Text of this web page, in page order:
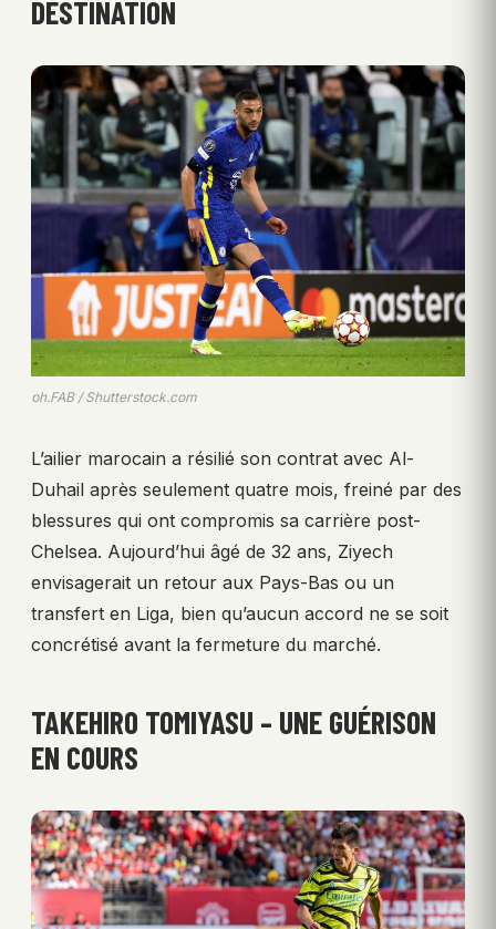
DESTINATION
ph.FAB / Shutterstock.com
L’ailier marocain a résilié son contrat avec Al-
Duhail après seulement quatre mois, freiné par des
blessures qui ont compromis sa carrière post-
Chelsea. Aujourd’hui âgé de 32 ans, Ziyech
envisagerait un retour aux Pays-Bas ou un
transfert en Liga, bien qu’aucun accord ne se soit
concrétisé avant la fermeture du marché.
TAKEHIRO TOMIYASU – UNE GUÉRISON
EN COURS